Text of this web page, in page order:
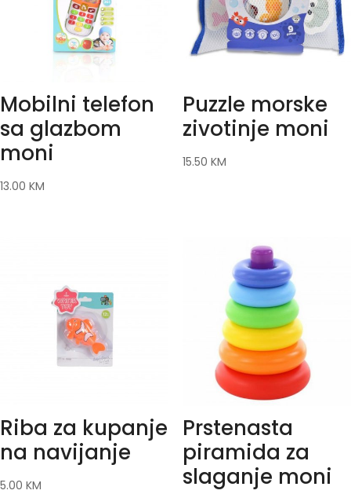
Mobilni telefon
sa glazbom
moni
13.00 KM
Puzzle morske
zivotinje moni
15.50 KM
Riba za kupanje
na navijanje
5.00 KM
Prstenasta
piramida za
slaganje moni